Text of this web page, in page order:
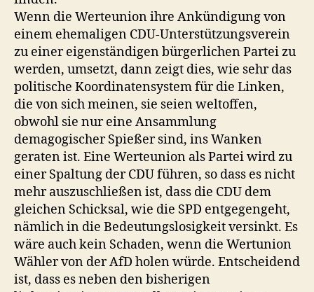
Wenn die Werteunion ihre Ankündigung von
einem ehemaligen CDU-Unterstützungsverein
zu einer eigenständigen bürgerlichen Partei zu
werden, umsetzt, dann zeigt dies, wie sehr das
politische Koordinatensystem für die Linken,
die von sich meinen, sie seien weltoffen,
obwohl sie nur eine Ansammlung
demagogischer Spießer sind, ins Wanken
geraten ist. Eine Werteunion als Partei wird zu
einer Spaltung der CDU führen, so dass es nicht
mehr auszuschließen ist, dass die CDU dem
gleichen Schicksal, wie die SPD entgegengeht,
nämlich in die Bedeutungslosigkeit versinkt. Es
wäre auch kein Schaden, wenn die Wertunion
Wähler von der AfD holen würde. Entscheidend
ist, dass es neben den bisherigen